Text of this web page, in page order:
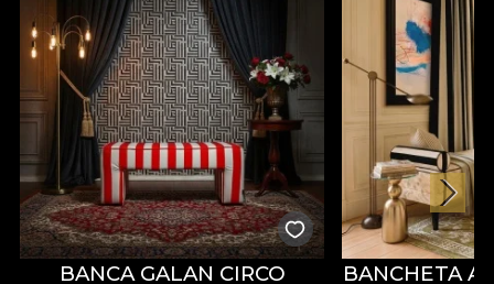
Colectia de tapet Adinish X VLAdiLA este despre
magia designului delicat. Realizat cu dragoste si
pasiune, pentru cei mai fericiti copii. Paleta
cromatica subtila, in tonuri neutre, ofera un
sentiment de liniste si de confort. Am desenat
aceasta colectie cu gandul la o camera in care
veselia si curiozitatea domnesc. Asemenea unei
carti de povesti, colectia Adinish X VLAdiLA
stimuleaza imaginatia celor mici. Cu ajutorul
BANCA GALAN CIRCO BANCHETA